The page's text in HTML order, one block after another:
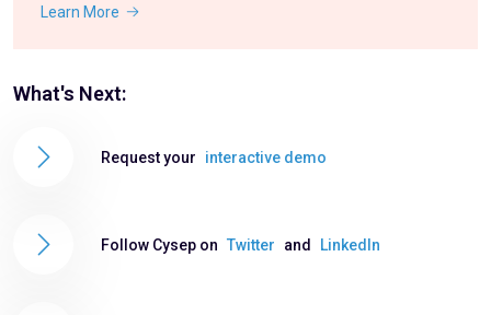
Learn More
What's Next:
Request your interactive demo
Follow Cysep on Twitter and LinkedIn